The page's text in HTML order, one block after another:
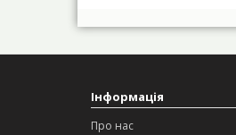
Інформація
Про нас